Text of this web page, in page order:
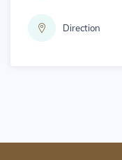
Direction